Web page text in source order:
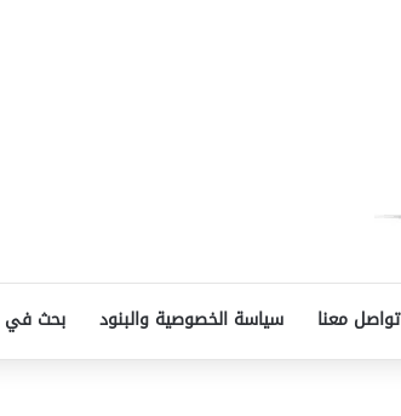
تواصل معنا سياسة الخصوصية والبنود بحث في